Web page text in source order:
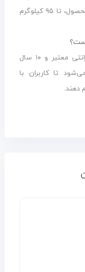
دارد و بر اساس مشخصات فنی محصول، تا ۹۵ کیلوگرم
بله، این محصول با یک سال گارانتی معتبر و ۱۰ سال
تا کاربران با
دهند.